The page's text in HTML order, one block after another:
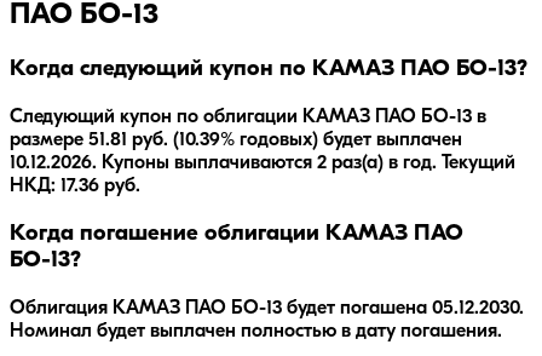
ПАО БО-13
Когда следующий купон по КАМАЗ ПАО БО-13?
Следующий купон по облигации КАМАЗ ПАО БО-13 в
размере 51.81 руб. (10.39% годовых) будет выплачен
10.12.2026. Купоны выплачиваются 2 раз(а) в год. Текущий
НКД: 17.36 руб.
Когда погашение облигации КАМАЗ ПАО
БО-13?
Облигация КАМАЗ ПАО БО-13 будет погашена 05.12.2030.
Номинал будет выплачен полностью в дату погашения.